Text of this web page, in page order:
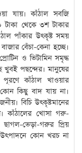
যায়। কাঁঠাল সবজি
টাকা থেকে ৩শ টাকার
পাঁকার উৎকৃষ্ট সময়
বেঁচা-কেনা হচ্ছে।
ও ভিটামিন সমৃদ্ধ
পছন্দের। মানুষের
পূরণে কাঁঠাল খাওয়ার
কিছু বাদ যায় না।
বিচি উৎকৃষ্টমানের
কাঁঠালের খোসা গরু-
ছাগল-ভেড়া-গরুর প্রিয়
উৎপাদনে কোন খরচ না